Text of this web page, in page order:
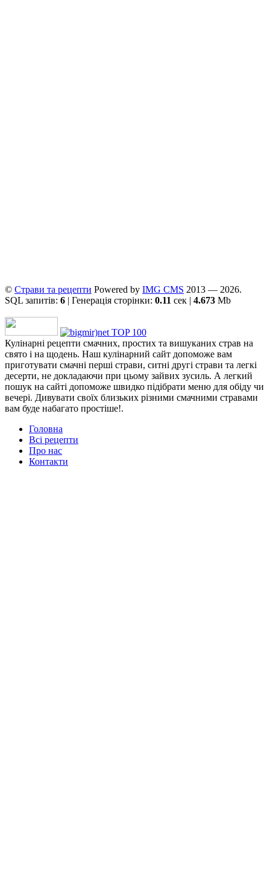
© Страви та рецепти Powered by ІMG CMS 2013 — 2026.
SQL запитів: 6 | Генерація сторінки: 0.11 сек | 4.673 Mb
Кулінарні рецепти смачних, простих та вишуканих страв на
свято і на щодень. Наш кулінарний сайт допоможе вам
приготувати смачні перші страви, ситні другі страви та легкі
десерти, не докладаючи при цьому зайвих зусиль. А легкий
пошук на сайті допоможе швидко підібрати меню для обіду чи
вечері. Дивувати своїх близьких різними смачними стравами
вам буде набагато простіше!.
Головна
Всі рецепти
Про нас
Контакти